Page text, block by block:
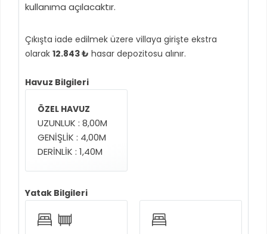
kullanıma açılacaktır.
Çıkışta iade edilmek üzere villaya girişte ekstra
olarak 12.843 ₺ hasar depozitosu alınır.
Havuz Bilgileri
ÖZEL HAVUZ
UZUNLUK : 8,00M
GENİŞLİK : 4,00M
DERİNLİK : 1,40M
Yatak Bilgileri